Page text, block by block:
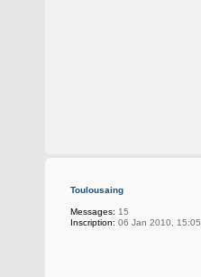
Toulousaing
Messages: 15
Inscription: 06 Jan 2010, 15:05